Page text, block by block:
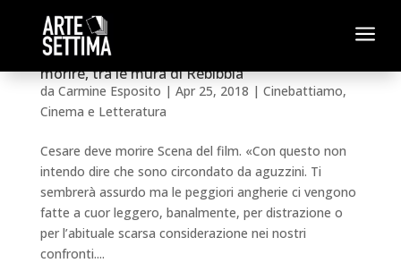
a
Settimana Shakespeariana – Cesare deve
morire, tra le mura di Rebibbia
da Carmine Esposito | Apr 25, 2018 | Cinebattiamo,
Cinema e Letteratura
Cesare deve morire Scena del film. «Con questo non
intendo dire che sono circondato da aguzzini. Ti
sembrerà assurdo ma le peggiori angherie ci vengono
fatte a cuor leggero, banalmente, per distrazione o
per l’abituale scarsa considerazione nei nostri
confronti....